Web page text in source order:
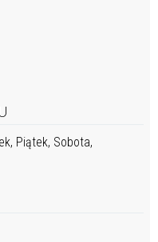
Piątek, Sobota,